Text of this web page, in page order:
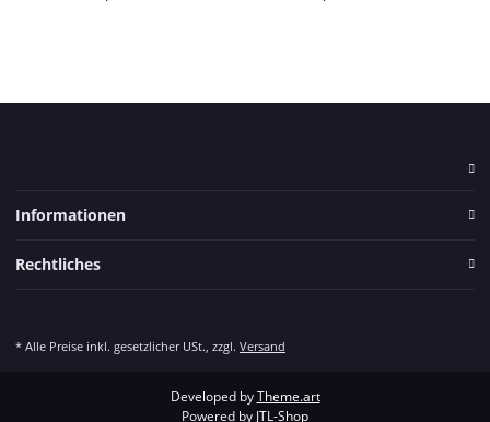
Informationen
Rechtliches
* Alle Preise inkl. gesetzlicher USt., zzgl. Versand
Developed byTheme.art
Powered by JTL-Shop